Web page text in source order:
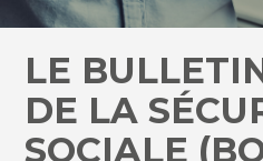
LE
DE LA
SOCIALE